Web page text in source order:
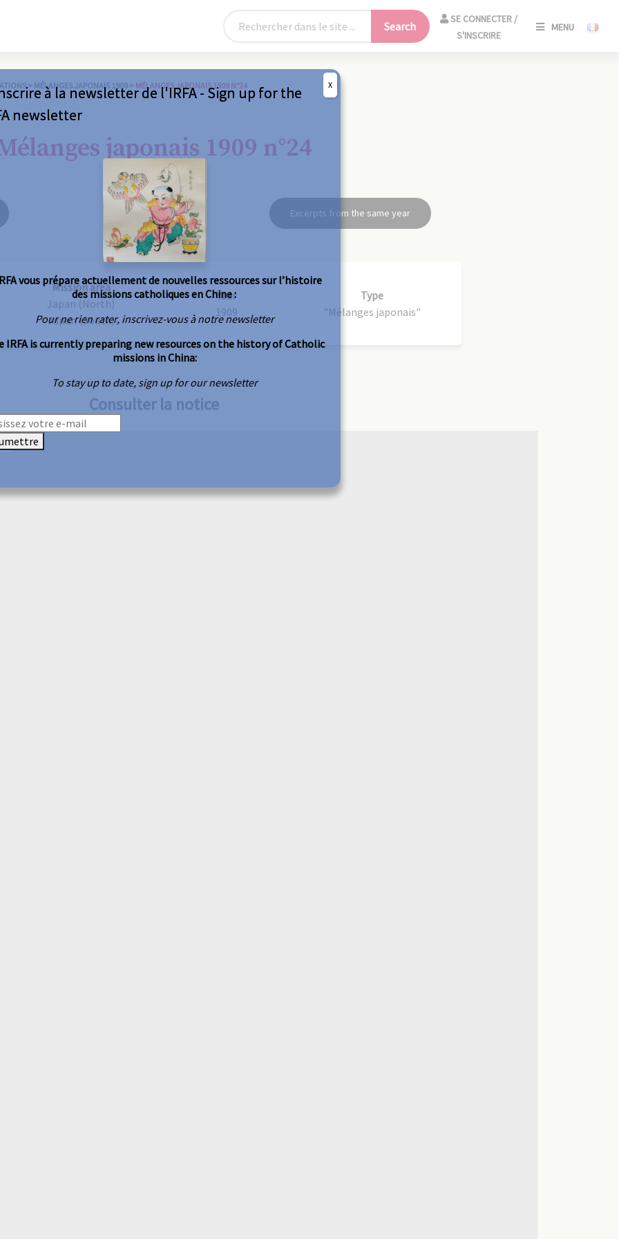
Search
SE CONNECTER /
S'INSCRIRE
MENU
> MÉLANGES JAPONAIS 1909 > MÉLANGES JAPONAIS 1909 N°24
japonais 1909 n°24
Excerpts from the same year
Mission area
Japan (North)
Japan (South)
Year
1909
Type
"Mélanges japonais"
Consulter la notice
à la newsletter de l'IRFA - Sign up for the
newsletter
vous prépare actuellement de nouvelles ressources sur l’histoire
des missions catholiques en Chine :
Pour ne rien rater, inscrivez-vous à notre newsletter
IRFA is currently preparing new resources on the history of Catholic
missions in China:
To stay up to date, sign up for our newsletter
X